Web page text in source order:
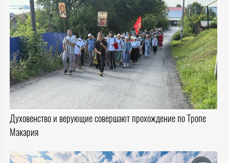
Духовенство и верующие совершают прохождение по Тропе
Макария